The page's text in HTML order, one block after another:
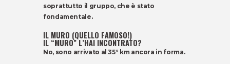
soprattutto il gruppo, che è stato
fondamentale.
IL MURO (QUELLO FAMOSO!)
IL “MURO” L’HAI INCONTRATO?
No, sono arrivato al 35° km ancora in forma.